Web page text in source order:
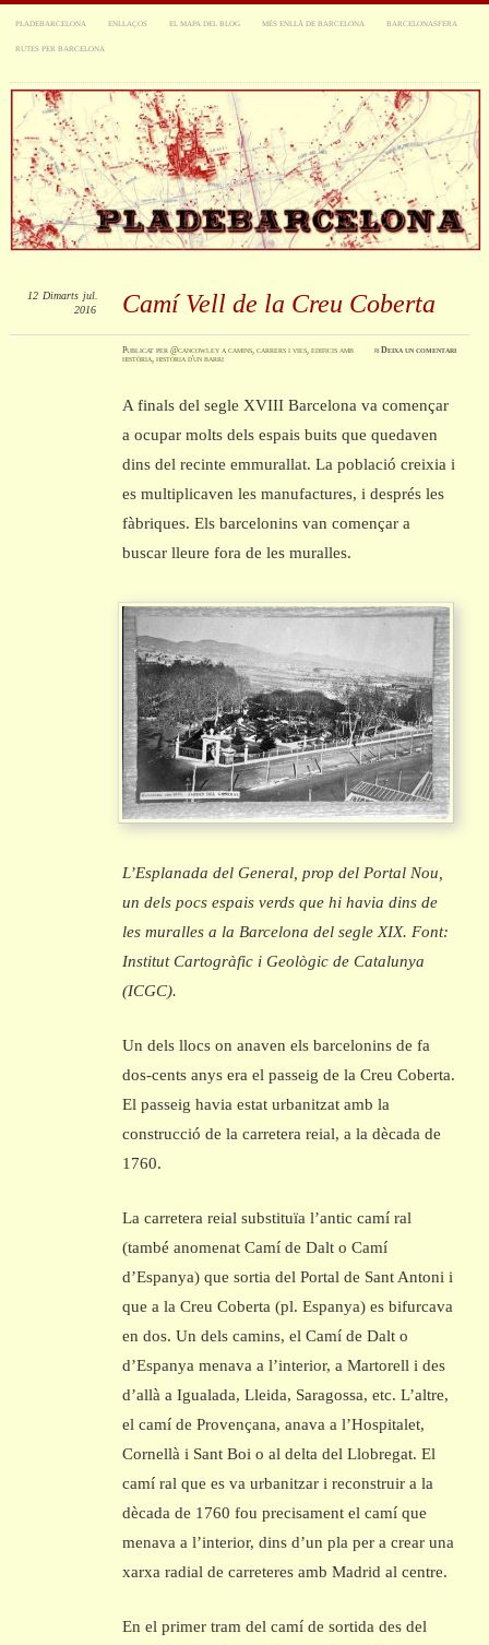
PLADEBARCELONA ENLLAÇOS EL MAPA DEL BLOG MÉS ENLLÀ DE BARCELONA BARCELONASFERA
RUTES PER BARCELONA
Camí Vell de la Creu Coberta
12 Dimarts jul.
2016
Publicatper@cancowley acamins, carrers i vies,edificis amb
història,història d'un barri
≈Deixa un comentari
A finals del segle XVIII Barcelona va començar
a ocupar molts dels espais buits que quedaven
dins del recinte emmurallat. La població creixia i
es multiplicaven les manufactures, i després les
fàbriques. Els barcelonins van començar a
buscar lleure fora de les muralles.
L’Esplanada del General, prop del Portal Nou,
un dels pocs espais verds que hi havia dins de
les muralles a la Barcelona del segle XIX. Font:
Institut Cartogràfic i Geològic de Catalunya
(ICGC).
Un dels llocs on anaven els barcelonins de fa
dos-cents anys era el passeig de la Creu Coberta.
El passeig havia estat urbanitzat amb la
construcció de la carretera reial, a la dècada de
1760.
La carretera reial substituïa l’antic camí ral
(també anomenat Camí de Dalt o Camí
d’Espanya) que sortia del Portal de Sant Antoni i
que a la Creu Coberta (pl. Espanya) es bifurcava
en dos. Un dels camins, el Camí de Dalt o
d’Espanya menava a l’interior, a Martorell i des
d’allà a Igualada, Lleida, Saragossa, etc. L’altre,
el camí de Provençana, anava a l’Hospitalet,
Cornellà i Sant Boi o al delta del Llobregat. El
camí ral que es va urbanitzar i reconstruir a la
dècada de 1760 fou precisament el camí que
menava a l’interior, dins d’un pla per a crear una
xarxa radial de carreteres amb Madrid al centre.
En el primer tram del camí de sortida des del